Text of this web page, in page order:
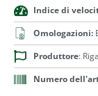
Indice di
Omologazioni:
Produttore:
Numero